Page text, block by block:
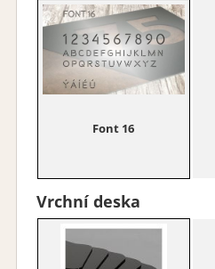
Stříbrná
Vybrat
Font 16
Vrchní deska